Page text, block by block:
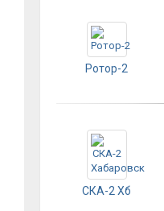
Ротор-2
СКА-2 Хб